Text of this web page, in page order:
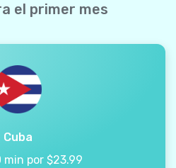
el primer mes
Cuba
min por $23.99